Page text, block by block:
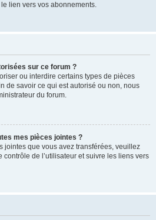
lien vers vos abonnements.
sur ce forum ?
ou interdire certains types de pièces
de savoir ce qui est autorisé ou non, nous
du forum.
mes pièces jointes ?
jointes que vous avez transférées, veuillez
de l’utilisateur et suivre les liens vers